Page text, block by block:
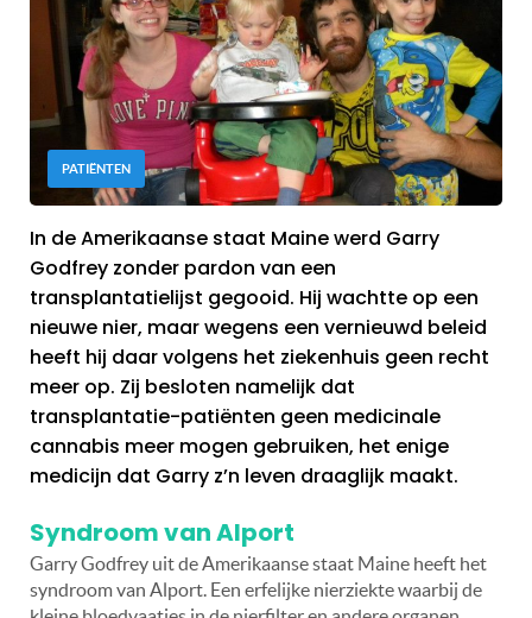
PATIËNTEN
In de Amerikaanse staat Maine werd Garry
Godfrey zonder pardon van een
transplantatielijst gegooid. Hij wachtte op een
nieuwe nier, maar wegens een vernieuwd beleid
heeft hij daar volgens het ziekenhuis geen recht
meer op. Zij besloten namelijk dat
transplantatie-patiënten geen medicinale
cannabis meer mogen gebruiken, het enige
medicijn dat Garry z’n leven draaglijk maakt.
Syndroom van Alport
Garry Godfrey uit de Amerikaanse staat Maine heeft het
syndroom van Alport. Een erfelijke nierziekte waarbij de